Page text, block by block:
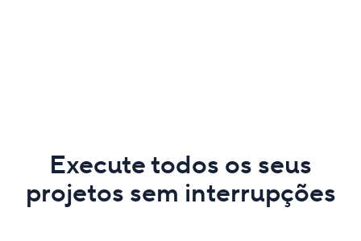
Execute todos os seus
projetos sem interrupções